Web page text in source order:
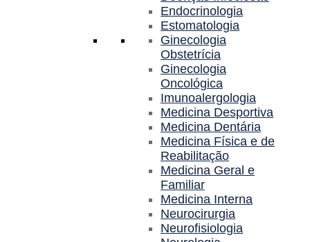
Endocrinologia
Estomatologia
Ginecologia
Obstetrícia
Ginecologia
Oncológica
Imunoalergologia
Medicina Desportiva
Medicina Dentária
Medicina Física e de
Reabilitação
Medicina Geral e
Familiar
Medicina Interna
Neurocirurgia
Neurofisiologia